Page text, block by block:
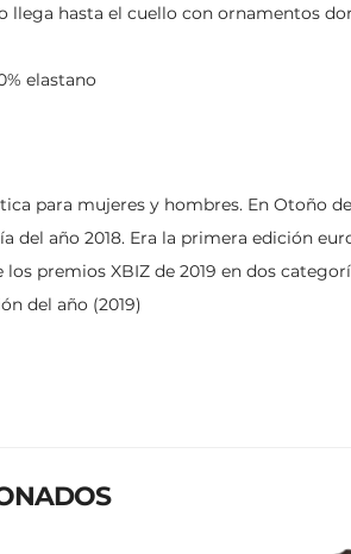
hasta el cuello con ornamentos
elastano
para mujeres y hombres. En Otoño
del año 2018. Era la primera edición
premios XBIZ de 2019 en dos
del año (2019)